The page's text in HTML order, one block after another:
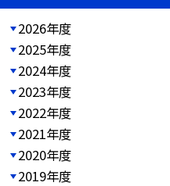
2026年度
2025年度
2024年度
2023年度
2022年度
2021年度
2020年度
2019年度